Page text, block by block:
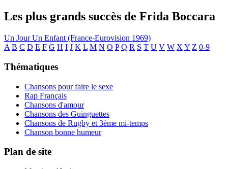
Les plus grands succès de Frida Boccara
Un Jour Un Enfant (France-Eurovision 1969)
A B C D E F G H I J K L M N O P Q R S T U V W X Y Z 0-9
Thématiques
Chansons pour faire le sexe
Rap Français
Chansons d'amour
Chansons des Guinguettes
Chansons de Rugby et 3ème mi-temps
Chanson bonne humeur
Plan de site